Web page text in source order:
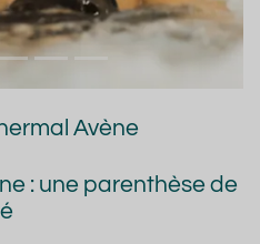
Avène
: une parenthèse de